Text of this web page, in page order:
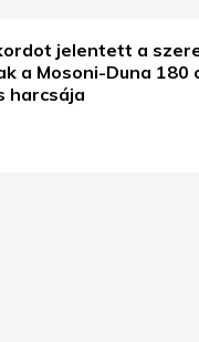
jelentett a
a Mosoni-Duna 180
harcsája